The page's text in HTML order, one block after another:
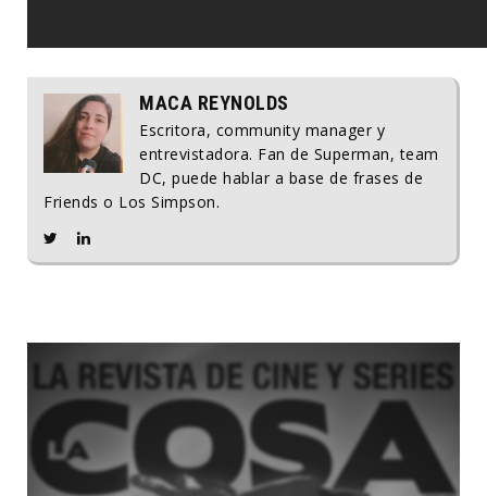
MACA REYNOLDS
Escritora, community manager y
entrevistadora. Fan de Superman, team
DC, puede hablar a base de frases de
Friends o Los Simpson.